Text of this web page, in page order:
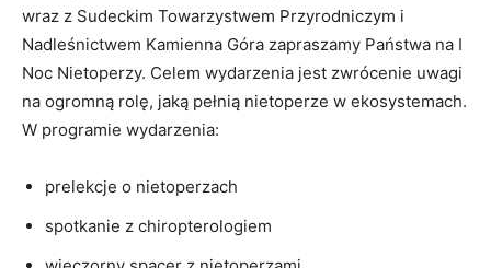
wraz z Sudeckim Towarzystwem Przyrodniczym i
Nadleśnictwem Kamienna Góra zapraszamy Państwa na I
Noc Nietoperzy. Celem wydarzenia jest zwrócenie uwagi
na ogromną rolę, jaką pełnią nietoperze w ekosystemach.
W programie wydarzenia:
prelekcje o nietoperzach
spotkanie z chiropterologiem